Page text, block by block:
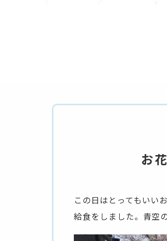
お
この日はとってもいい
給食をしました。青空